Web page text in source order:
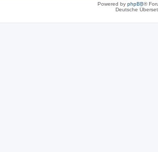
Powered by phpBB®
Deutsche